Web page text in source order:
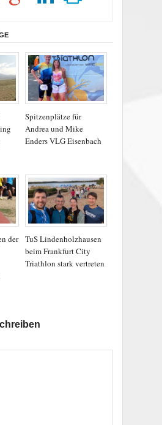
Spitzenplätze für
Andrea und Mike
Enders VLG Eisenbach
der
TuS Lindenholzhausen
beim Frankfurt City
Triathlon stark vertreten